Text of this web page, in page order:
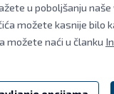
u poboljšanju
možete kasnije bilo
možete naći u članku